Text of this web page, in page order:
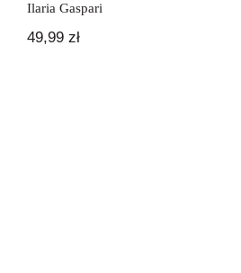
Ilaria Gaspari
49,99 zł